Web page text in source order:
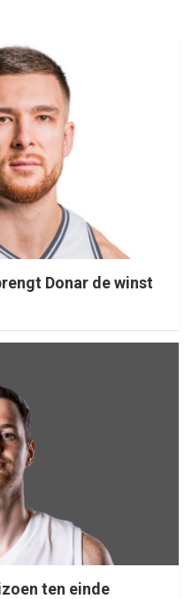
Donar de winst
ten einde